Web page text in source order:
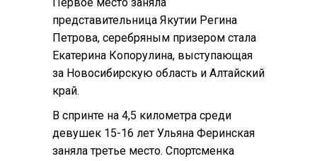
представительница Якутии Регина
Петрова, серебряным призером стала
Екатерина Копорулина, выступающая
за Новосибирскую область и Алтайский
край.
В спринте на 4,5 километра среди
девушек 15-16 лет Ульяна Феринская
заняла третье место. Спортсменка